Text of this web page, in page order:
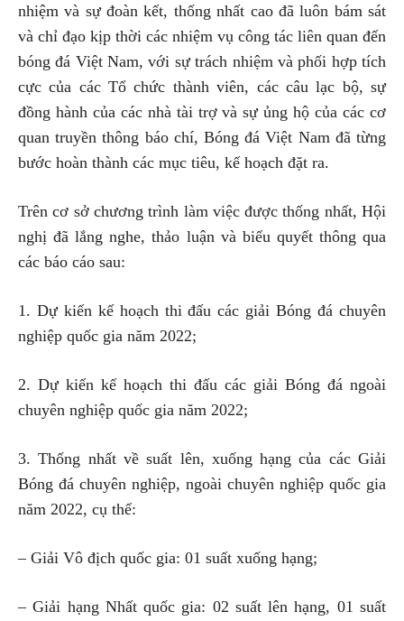
nhiệm và sự đoàn kết, thống nhất cao đã luôn bám sát
và chỉ đạo kịp thời các nhiệm vụ công tác liên quan đến
bóng đá Việt Nam, với sự trách nhiệm và phối hợp tích
cực của các Tổ chức thành viên, các câu lạc bộ, sự
đồng hành của các nhà tài trợ và sự ủng hộ của các cơ
quan truyền thông báo chí, Bóng đá Việt Nam đã từng
bước hoàn thành các mục tiêu, kế hoạch đặt ra.
Trên cơ sở chương trình làm việc được thống nhất, Hội
nghị đã lắng nghe, thảo luận và biểu quyết thông qua
các báo cáo sau:
1. Dự kiến kế hoạch thi đấu các giải Bóng đá chuyên
nghiệp quốc gia năm 2022;
2. Dự kiến kế hoạch thi đấu các giải Bóng đá ngoài
chuyên nghiệp quốc gia năm 2022;
3. Thống nhất về suất lên, xuống hạng của các Giải
Bóng đá chuyên nghiệp, ngoài chuyên nghiệp quốc gia
năm 2022, cụ thể:
– Giải Vô địch quốc gia: 01 suất xuống hạng;
– Giải hạng Nhất quốc gia: 02 suất lên hạng, 01 suất